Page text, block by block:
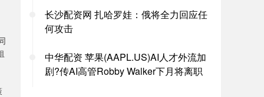
长沙配资网 扎哈罗娃：俄将全力回应任
何攻击
中华配资 苹果(AAPL.US)AI人才外流加
剧?传AI高管Robby Walker下月将离职